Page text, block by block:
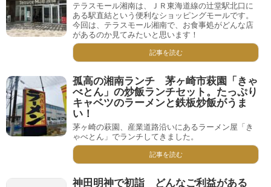
テラスモール湘南は、ＪＲ東海道線の辻堂駅北口に
ある駅直結という便利なショッピングモールです。
今回は、テラスモール湘南で、お食事処がどんな店
があるのか見てみたいと思います！
記事を読む
孤高の湘南ランチ 茅ヶ崎市萩園「きゃ
べとん」の炒飯ランチセット。たっぷり
キャベツのラーメンと鉄板炒飯がうま
い！
茅ヶ崎の萩園、産業道路沿いにあるラーメン屋「き
ゃべとん」でランチしてきました。
記事を読む
神田明神で初詣 どんなご利益がある